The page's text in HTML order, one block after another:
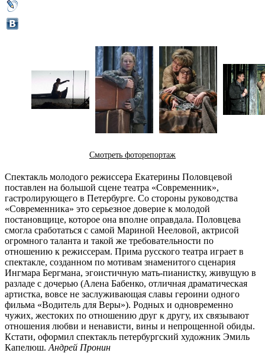
Смотреть фоторепортаж
Спектакль молодого режиссера Екатерины Половцевой
поставлен на большой сцене театра «Современник»,
гастролирующего в Петербурге. Со стороны руководства
«Современника» это серьезное доверие к молодой
постановщице, которое она вполне оправдала. Половцева
смогла сработаться с самой Мариной Нееловой, актрисой
огромного таланта и такой же требовательности по
отношению к режиссерам. Прима русского театра играет в
спектакле, созданном по мотивам знаменитого сценария
Ингмара Бергмана, эгоистичную мать-пианистку, живущую в
разладе с дочерью (Алена Бабенко, отличная драматическая
артистка, вовсе не заслуживающая славы героини одного
фильма «Водитель для Веры»). Родных и одновременно
чужих, жестоких по отношению друг к другу, их связывают
отношения любви и ненависти, вины и непрощенной обиды.
Кстати, оформил спектакль петербургский художник Эмиль
Капелюш. Андрей Пронин